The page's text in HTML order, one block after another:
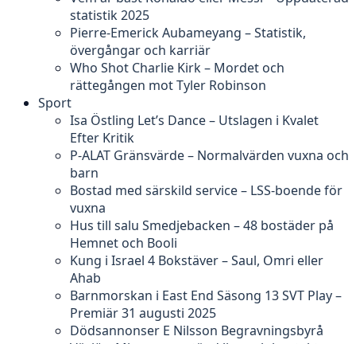
statistik 2025
Pierre-Emerick Aubameyang – Statistik,
övergångar och karriär
Who Shot Charlie Kirk – Mordet och
rättegången mot Tyler Robinson
Sport
Isa Östling Let’s Dance – Utslagen i Kvalet
Efter Kritik
P-ALAT Gränsvärde – Normalvärden vuxna och
barn
Bostad med särskild service – LSS-boende för
vuxna
Hus till salu Smedjebacken – 48 bostäder på
Hemnet och Booli
Kung i Israel 4 Bokstäver – Saul, Omri eller
Ahab
Barnmorskan i East End Säsong 13 SVT Play –
Premiär 31 augusti 2025
Dödsannonser E Nilsson Begravningsbyrå